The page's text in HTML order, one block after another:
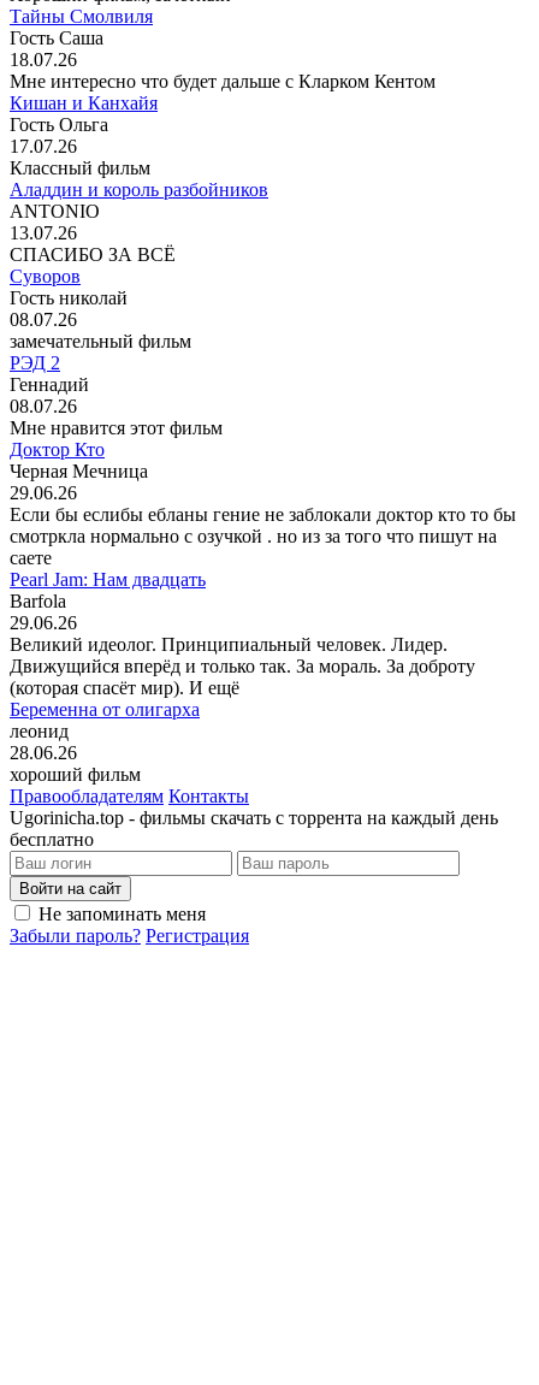
Тайны Смолвиля
Гость Саша
18.07.26
Мне интересно что будет дальше с Кларком Кентом
Кишан и Канхайя
Гость Ольга
17.07.26
Классный фильм
Аладдин и король разбойников
ANTONIO
13.07.26
СПАСИБО ЗА ВСЁ
Суворов
Гость николай
08.07.26
замечательный фильм
РЭД 2
Геннадий
08.07.26
Мне нравится этот фильм
Доктор Кто
Черная Мечница
29.06.26
Если бы еслибы ебланы гение не заблокали доктор кто то бы
смотркла нормально с озучкой . но из за того что пишут на
саете
Pearl Jam: Нам двадцать
Barfola
29.06.26
Великий идеолог. Принципиальный человек. Лидер.
Движущийся вперёд и только так. За мораль. За доброту
(которая спасёт мир). И ещё
Беременна от олигарха
леонид
28.06.26
хороший фильм
Правообладателям Контакты
Ugorinicha.top - фильмы скачать с торрента на каждый день
бесплатно
Войти на сайт
Не запоминать меня
Забыли пароль? Регистрация